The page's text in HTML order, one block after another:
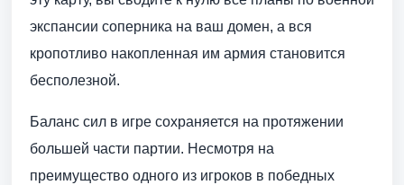
экспансии соперника на ваш домен, а вся
кропотливо накопленная им армия становится
бесполезной.
Баланс сил в игре сохраняется на протяжении
большей части партии. Несмотря на
преимущество одного из игроков в победных